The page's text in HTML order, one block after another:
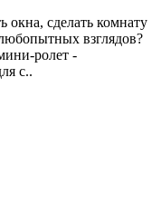
окна, сделать комнату
взглядов?
ролет -
с..